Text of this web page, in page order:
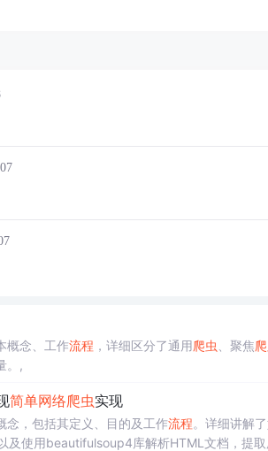
概念、工作流程 ，详细区分了通用爬虫 、聚焦
。,
简单网络爬虫实现
念，包括其定义、目的及工作流程。详细讲解
及使用beautifulsoup4库解析HTML文档，提